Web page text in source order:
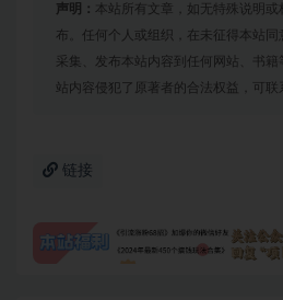
声明： 本站所有文章，如无特殊说明或
布。任何个人或组织，在未征得本站同
采集、发布本站内容到任何网站、书
站内容侵犯了原著者的合法权益，可联
链接